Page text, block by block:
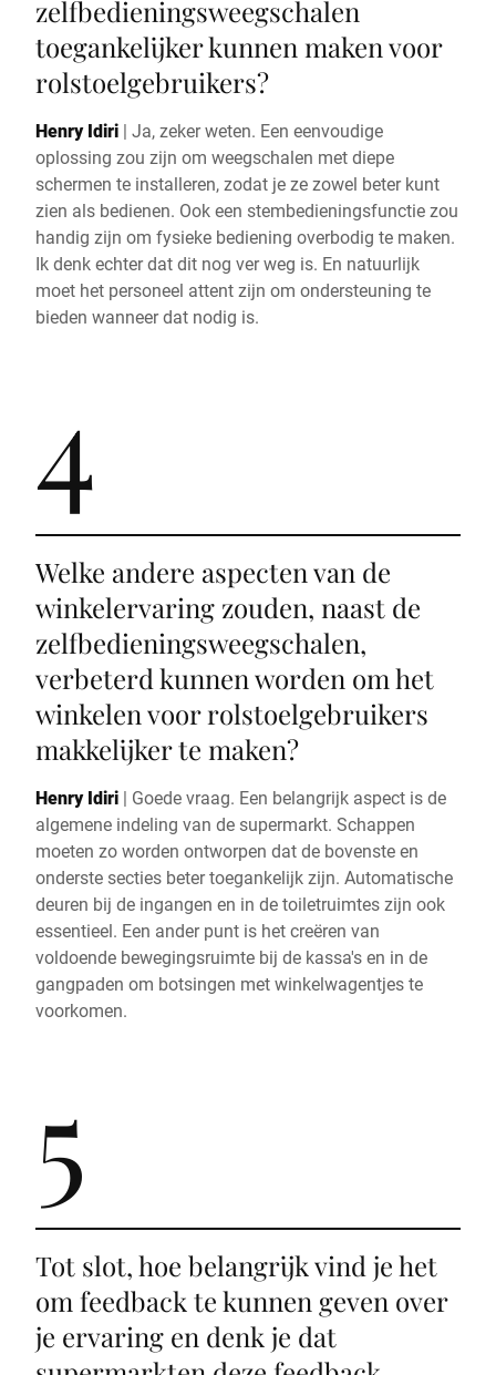
zelfbedieningsweegschalen
toegankelijker kunnen maken voor
rolstoelgebruikers?
Henry Idiri | Ja, zeker weten. Een eenvoudige
oplossing zou zijn om weegschalen met diepe
schermen te installeren, zodat je ze zowel beter kunt
zien als bedienen. Ook een stembedieningsfunctie zou
handig zijn om fysieke bediening overbodig te maken.
Ik denk echter dat dit nog ver weg is. En natuurlijk
moet het personeel attent zijn om ondersteuning te
bieden wanneer dat nodig is.
4
Welke andere aspecten van de
winkelervaring zouden, naast de
zelfbedieningsweegschalen,
verbeterd kunnen worden om het
winkelen voor rolstoelgebruikers
makkelijker te maken?
Henry Idiri | Goede vraag. Een belangrijk aspect is de
algemene indeling van de supermarkt. Schappen
moeten zo worden ontworpen dat de bovenste en
onderste secties beter toegankelijk zijn. Automatische
deuren bij de ingangen en in de toiletruimtes zijn ook
essentieel. Een ander punt is het creëren van
voldoende bewegingsruimte bij de kassa's en in de
gangpaden om botsingen met winkelwagentjes te
voorkomen.
5
Tot slot, hoe belangrijk vind je het
om feedback te kunnen geven over
je ervaring en denk je dat